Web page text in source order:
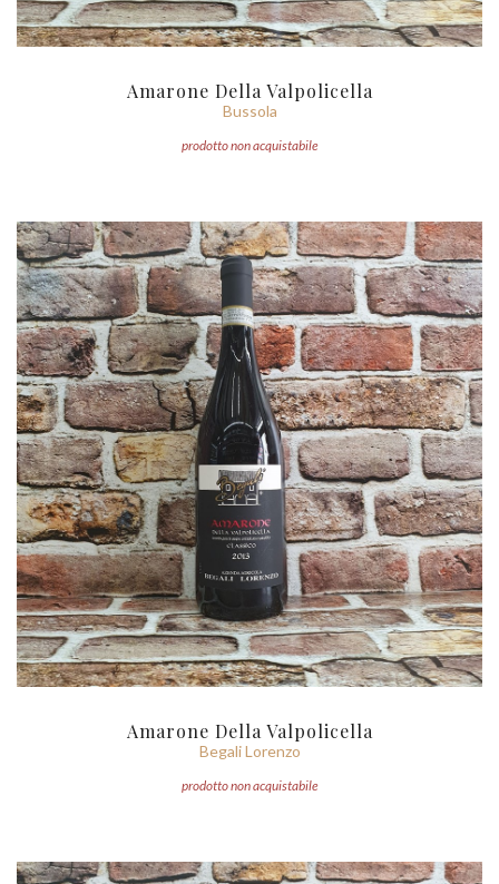
Amarone Della Valpolicella
Bussola
prodotto non acquistabile
Amarone Della Valpolicella
Begali Lorenzo
prodotto non acquistabile